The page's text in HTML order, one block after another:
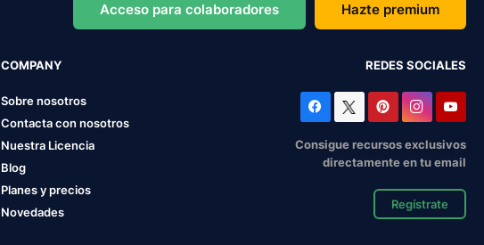
Acceso para colaboradores Hazte premium
COMPANY
Sobre nosotros
Contacta con nosotros
Nuestra Licencia
Blog
Planes y precios
Novedades
REDES SOCIALES
Consigue recursos exclusivos
directamente en tu email
Regístrate